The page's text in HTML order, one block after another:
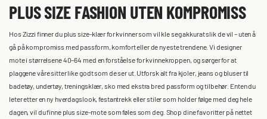
PLUS SIZE FASHION UTEN KOMPROMISS
Hos Zizzi finner du plus size-klær for kvinner som vil kle seg akkurat slik de vil – uten å
gå på kompromiss med passform, komfort eller de nyeste trendene. Vi designer
mote i størrelsene 40–64 med en forståelse for kvinnekroppen, og sørger for at
plaggene våre sitter like godt som de ser ut. Utforsk alt fra kjoler, jeans og bluser til
badetøy, undertøy, treningsklær, sko med ekstra bred passform og tilbehør. Enten du
leter etter en ny hverdagslook, festantrekk eller stiler som holder følge med deg hele
dagen, vil du finne plus size-mote som føles som deg. Shop dine favoritter på nettet